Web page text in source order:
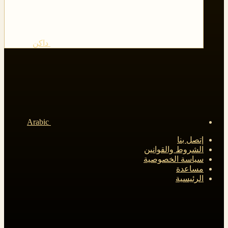
داكن
إتصل بنا
الشروط والقوانين
سياسة الخصوصية
مساعدة
الرئيسية